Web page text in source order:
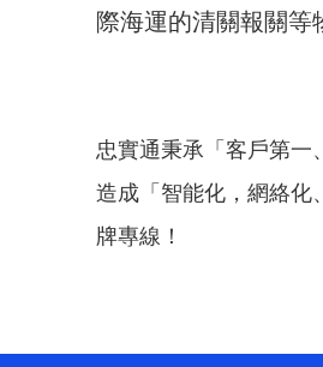
際海運的清關報關等
忠實通秉承「客戶第
造成「智能化，網絡化
牌專線！